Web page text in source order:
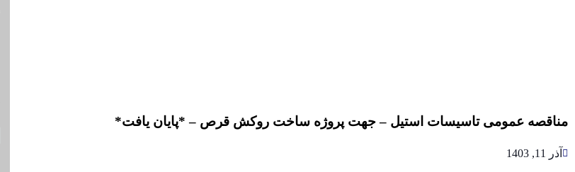
مناقصه عمومی تاسیسات استیل – جهت پروژه ساخت روکش قرص – *پایان یافت*
آذر 11, 1403